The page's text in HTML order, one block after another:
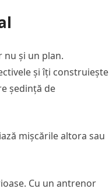
nu și un plan.
și îți construiește
ședință de
mișcările altora sau
Cu un antrenor